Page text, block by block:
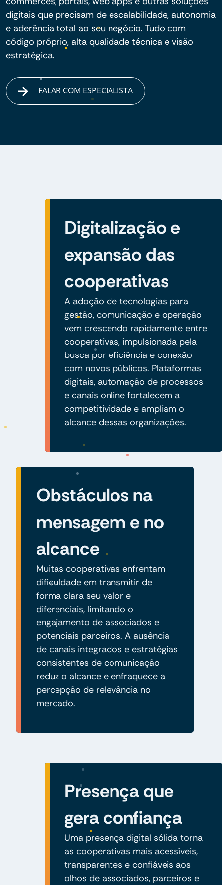
digitais que precisam de escalabilidade, autonomia
e aderência total ao seu negócio. Tudo com
código próprio, alta qualidade técnica e visão
estratégica.
FALAR COM ESPECIALISTA
Digitalização e
expansão das
cooperativas
A adoção de tecnologias para
gestão, comunicação e operação
vem crescendo rapidamente entre
cooperativas, impulsionada pela
busca por eficiência e conexão
com novos públicos. Plataformas
digitais, automação de processos
e canais online fortalecem a
competitividade e ampliam o
alcance dessas organizações.
Obstáculos na
mensagem e no
alcance
Muitas cooperativas enfrentam
dificuldade em transmitir de
forma clara seu valor e
diferenciais, limitando o
engajamento de associados e
potenciais parceiros. A ausência
de canais integrados e estratégias
consistentes de comunicação
reduz o alcance e enfraquece a
percepção de relevância no
mercado.
Presença que
gera confiança
Uma presença digital sólida torna
as cooperativas mais acessíveis,
transparentes e confiáveis aos
olhos de associados, parceiros e